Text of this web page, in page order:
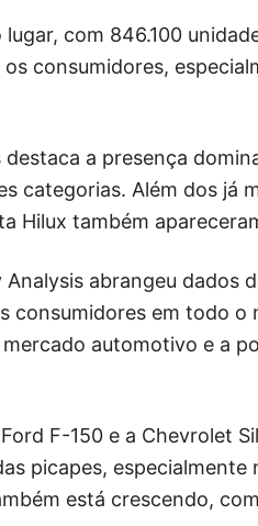
com 846.100
consumidores,
a presença
categorias. Além dos já
Hilux também
abrangeu dados
consumidores em todo o
automotivo e a
F-150 e a Chevrolet
picapes,
está crescendo,